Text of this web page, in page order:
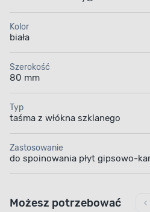
Kolor
biała
Szerokość
80 mm
Typ
taśma z włókna szklanego
Zastosowanie
do spoinowania płyt gipsowo-
Możesz potrzebować